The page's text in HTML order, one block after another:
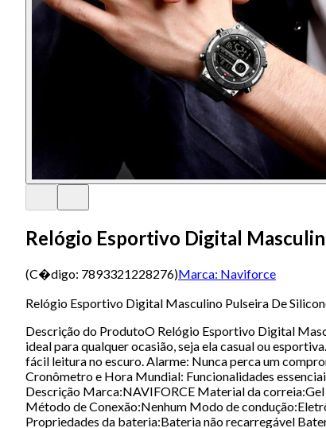
Relógio Esportivo Digital
(C�digo: 7893321228276)Marca: Naviforce
Relógio Esportivo Digital Masculino Pulseira De
Descrição do ProdutoO Relógio Esportivo Digital
ideal para qualquer ocasião, seja ela casual ou
fácil leitura no escuro. Alarme: Nunca perca um
Cronômetro e Hora Mundial: Funcionalidades
Descrição Marca:NAVIFORCE Material da
Método de Conexão:Nenhum Modo de
Propriedades da bateria:Bateria não recarregável